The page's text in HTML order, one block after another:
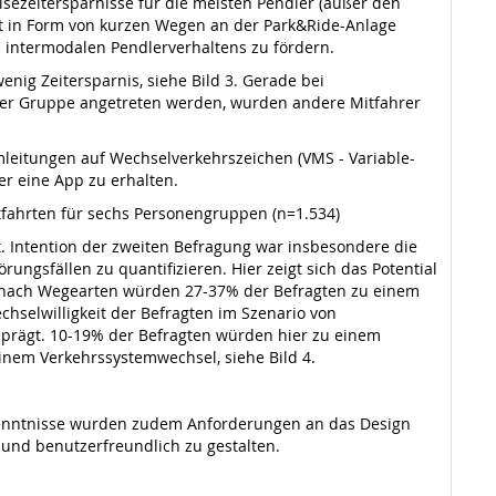
Form von kurzen Wegen an der Park&Ride-Anlage
Pendlerverhaltens zu fördern.
Zeitersparnis, siehe Bild 3. Gerade bei
Gruppe angetreten werden, wurden andere Mitfahrer
auf Wechselverkehrszeichen (VMS - Variable-
eine App zu erhalten.
für sechs Personengruppen (n=1.534)
der zweiten Befragung war insbesondere die
zu quantifizieren. Hier zeigt sich das Potential
Wegearten würden 27-37% der Befragten zu einem
der Befragten im Szenario von
10-19% der Befragten würden hier zu einem
Verkehrssystemwechsel, siehe Bild 4.
wurden zudem Anforderungen an das Design
benutzerfreundlich zu gestalten.